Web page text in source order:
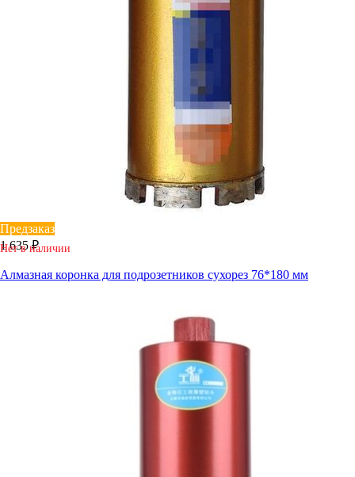
Предзаказ
1 635 ₽
Нет в наличии
Алмазная коронка для подрозетников сухорез 76*180 мм